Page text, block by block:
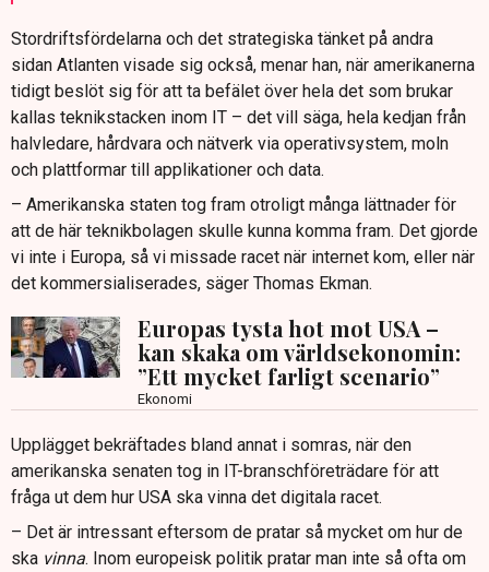
Stordriftsfördelarna och det strategiska tänket på andra
sidan Atlanten visade sig också, menar han, när amerikanerna
tidigt beslöt sig för att ta befälet över hela det som brukar
kallas teknikstacken inom IT – det vill säga, hela kedjan från
halvledare, hårdvara och nätverk via operativsystem, moln
och plattformar till applikationer och data.
– Amerikanska staten tog fram otroligt många lättnader för
att de här teknikbolagen skulle kunna komma fram. Det gjorde
vi inte i Europa, så vi missade racet när internet kom, eller när
det kommersialiserades, säger Thomas Ekman.
Europas tysta hot mot USA –
kan skaka om världsekonomin:
”Ett mycket farligt scenario”
Ekonomi
Upplägget bekräftades bland annat i somras, när den
amerikanska senaten tog in IT-branschföreträdare för att
fråga ut dem hur USA ska vinna det digitala racet.
– Det är intressant eftersom de pratar så mycket om hur de
ska vinna. Inom europeisk politik pratar man inte så ofta om